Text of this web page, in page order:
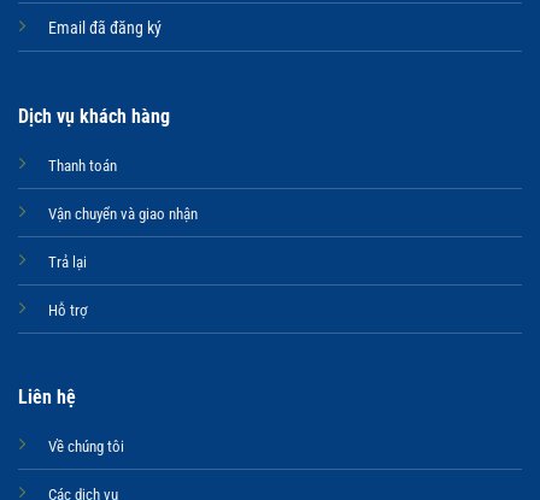
Email đã đăng ký
Dịch vụ khách hàng
Thanh toán
Vận chuyển và giao nhận
Trả lại
Hỗ trợ
Liên hệ
Về chúng tôi
Các dịch vụ